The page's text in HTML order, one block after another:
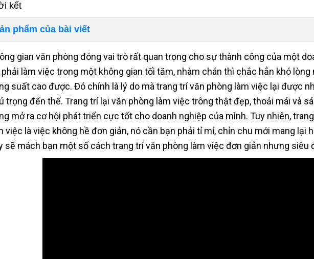
kết
phẩm của bài viết
gian văn phòng đóng vai trò rất quan trọng cho sự thành công của một
làm việc trong một không gian tối tăm, nhàm chán thì chắc hẳn khó lòng
suất cao được. Đó chính là lý do mà trang trí văn phòng làm việc lại được
trọng đến thế. Trang trí lại văn phòng làm việc trông thật đẹp, thoải mái và
mở ra cơ hội phát triển cực tốt cho doanh nghiệp của mình. Tuy nhiên,
việc là việc không hề đơn giản, nó cần bạn phải tỉ mỉ, chỉn chu mới mang lại
sẽ mách bạn một số cách trang trí văn phòng làm việc đơn giản nhưng siêu